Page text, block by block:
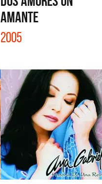
AMANTE
2005